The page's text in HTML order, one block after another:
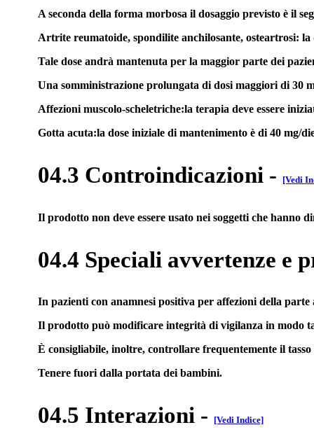
A seconda della forma morbosa il dosaggio previsto è il
Artrite reumatoide, spondilite anchilosante, osteartrosi:
Tale dose andrà mantenuta per la maggior parte dei
Una somministrazione prolungata di dosi maggiori di 30
Affezioni muscolo-scheletriche:la terapia deve essere
Gotta acuta:la dose iniziale di mantenimento è di 40 mg/
04.3 Controindicazioni - [Vedi
Il prodotto non deve essere usato nei soggetti che
04.4 Speciali avvertenze e
In pazienti con anamnesi positiva per affezioni della
Il prodotto può modificare integrità di vigilanza in modo
È consigliabile, inoltre, controllare frequentemente il
Tenere fuori dalla portata dei bambini.
04.5 Interazioni - [Vedi Indice]